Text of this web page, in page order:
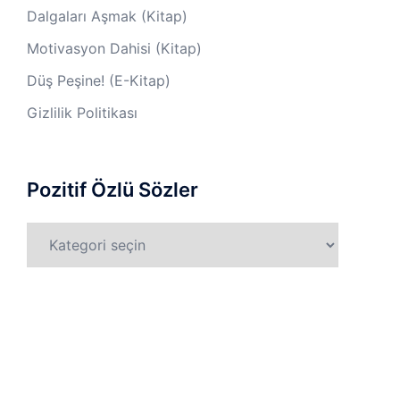
Dalgaları Aşmak (Kitap)
Motivasyon Dahisi (Kitap)
Düş Peşine! (E-Kitap)
Gizlilik Politikası
Pozitif Özlü Sözler